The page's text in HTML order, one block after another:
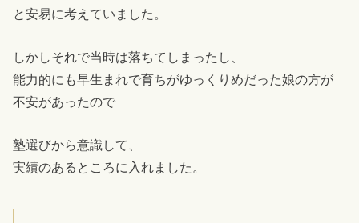
と安易に考えていました。
しかしそれで当時は落ちてしまったし、
能力的にも早生まれで育ちがゆっくりめだった娘の方が
不安があったので
塾選びから意識して、
実績のあるところに入れました。